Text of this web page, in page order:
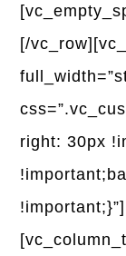
[/
right: 30px